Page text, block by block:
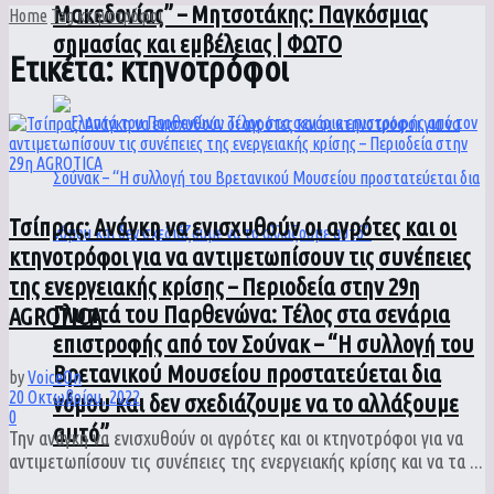
Μακεδονίας” – Μητσοτάκης: Παγκόσμιας
σημασίας και εμβέλειας | ΦΩΤΟ
Γλυπτά του Παρθενώνα: Τέλος στα σενάρια
επιστροφής από τον Σούνακ – “Η συλλογή του
Βρετανικού Μουσείου προστατεύεται δια
νόμου και δεν σχεδιάζουμε να το αλλάξουμε
αυτό”
Home Tagκτηνοτρόφοι
Ετικέτα:κτηνοτρόφοι
Τσίπρας: Ανάγκη να ενισχυθούν οι αγρότες και οι
κτηνοτρόφοι για να αντιμετωπίσουν τις συνέπειες
της ενεργειακής κρίσης – Περιοδεία στην 29η
AGROTICA
byVoiceOn
20 Οκτωβρίου, 2022
0
Την ανάγκη να ενισχυθούν οι αγρότες και οι κτηνοτρόφοι για να
αντιμετωπίσουν τις συνέπειες της ενεργειακής κρίσης και να τα ...